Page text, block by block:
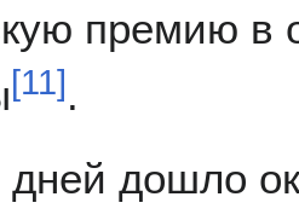
премию в
[11] .
дошло